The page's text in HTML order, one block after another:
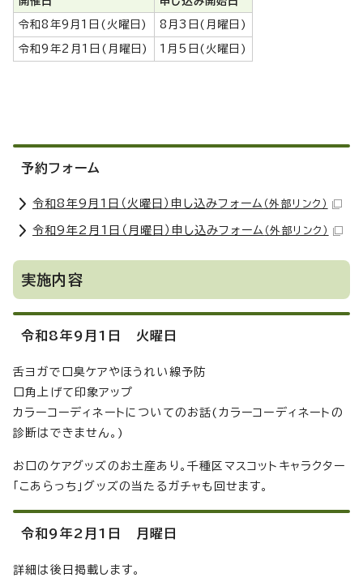
令和8年9月1日(火曜日) 8月3日(月曜日)
令和9年2月1日(月曜日) 1月5日(火曜日)
予約フォーム
令和8年9月1日（火曜日）申し込みフォーム （外部リンク）
令和9年2月1日（月曜日）申し込みフォーム （外部リンク）
実施内容
令和8年9月1日 火曜日
舌ヨガで口臭ケアやほうれい線予防
口角上げて印象アップ
カラーコーディネートについてのお話(カラーコーディネートの
診断はできません。)
お口のケアグッズのお土産あり。千種区マスコットキャラクター
「こあらっち」グッズの当たるガチャも回せます。
令和9年2月1日 月曜日
詳細は後日掲載します。